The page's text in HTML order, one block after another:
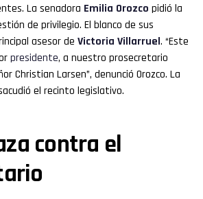
La senadora Emilia Orozco pidió la
de privilegio. El blanco de sus
asesor de Victoria Villarruel. “Este
presidente, a nuestro prosecretario
Christian Larsen”, denunció Orozco. La
el recinto legislativo.
contra el